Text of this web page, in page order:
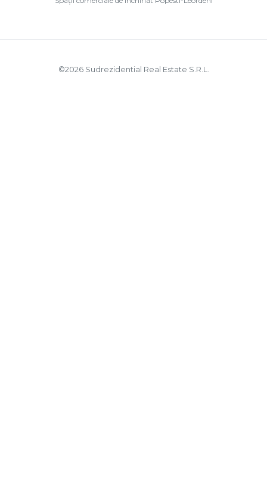
©2026Sudrezidential Real Estate S.R.L.